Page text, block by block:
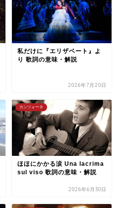
私だけに『エリザベート』よ
り 歌詞の意味・解説
2026年7月20日
カンツォーネ
ほほにかかる涙 Una lacrima
sul viso 歌詞の意味・解説
2026年6月30日